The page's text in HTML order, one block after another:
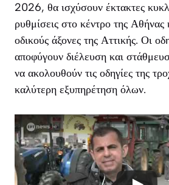
2026, θα ισχύσουν έκτακτες
ρυθμίσεις στο κέντρο της Αθήνας
οδικούς άξονες της Αττικής. Οι
αποφύγουν διέλευση και
να ακολουθούν τις οδηγίες της
καλύτερη εξυπηρέτηση όλων.